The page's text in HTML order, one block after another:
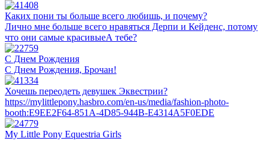
Каких пони ты больше всего любишь, и почему?
Лично мне больше всего нравяться Дерпи и Кейденс, потому
что они самые красивыеА тебе?
С Днем Рождения
С Днем Рождения, Брочан!
Хочешь переодеть девушек Эквестрии?
https://mylittlepony.hasbro.com/en-us/media/fashion-photo-
booth:E9EE2F64-851A-4D85-944B-E4314A5F0EDE
My Little Pony Equestria Girls